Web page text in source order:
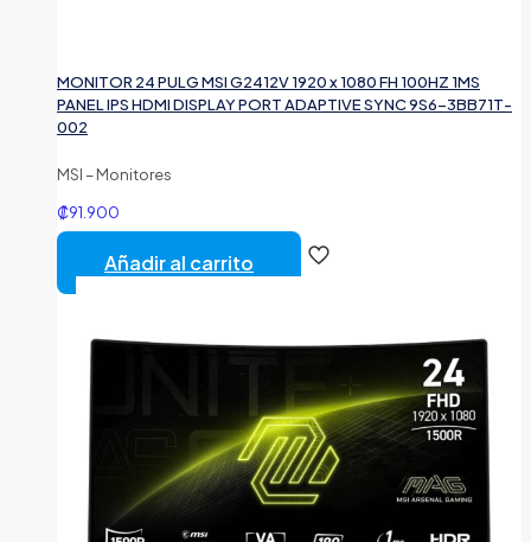
MONITOR 24 PULG MSI G2412V 1920 x 1080 FH 100HZ 1MS
PANEL IPS HDMI DISPLAY PORT ADAPTIVE SYNC 9S6-3BB71T-
002
MSI – Monitores
₡91.900
Añadir al carrito